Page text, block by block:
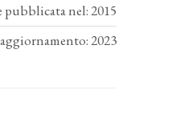
pubblicata nel: 2015
2023